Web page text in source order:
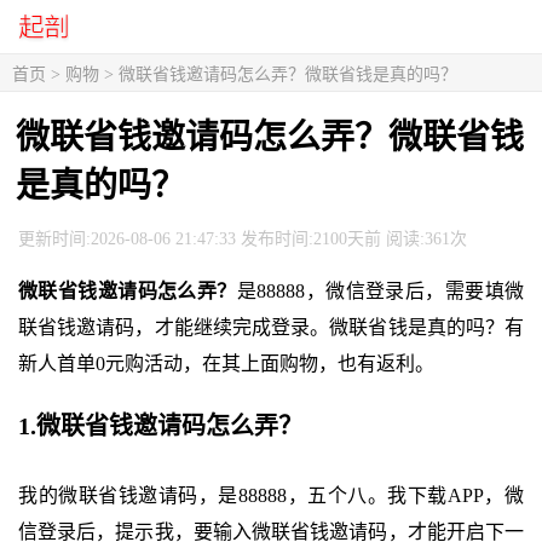
首页 > 购物 > 微联省钱邀请码怎么弄？微联省钱是真的吗？
微联省钱邀请码怎么弄？微联省钱
是真的吗？
更新时间:2026-08-06 21:47:33 发布时间:2100天前 阅读:361次
微联省钱邀请码怎么弄？ 是88888，微信登录后，需要填微
联省钱邀请码，才能继续完成登录。微联省钱是真的吗？有
新人首单0元购活动，在其上面购物，也有返利。
1.微联省钱邀请码怎么弄？
我的微联省钱邀请码，是88888，五个八。我下载APP，微
信登录后，提示我，要输入微联省钱邀请码，才能开启下一